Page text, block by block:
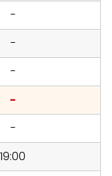
-
-
-
-
-
19:00